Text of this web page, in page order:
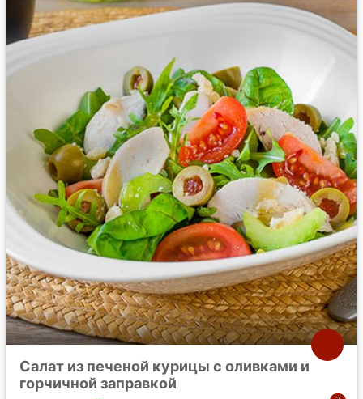
Салат из печеной курицы с оливками и
горчичной заправкой